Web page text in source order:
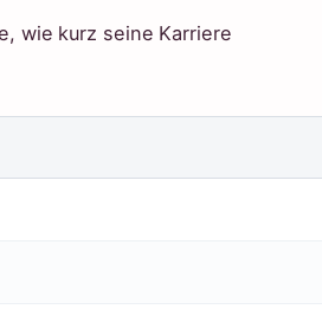
wie kurz seine Karriere